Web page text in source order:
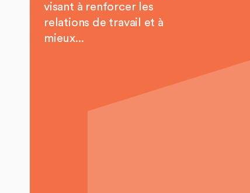
visant à renforcer les
relations de travail et à
mieux...